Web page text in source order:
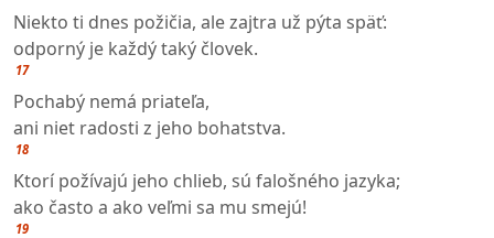
Niekto ti dnes požičia, ale zajtra už pýta späť:
odporný je každý taký človek.
17
Pochabý nemá priateľa,
ani niet radosti z jeho bohatstva.
18
Ktorí požívajú jeho chlieb, sú falošného jazyka;
ako často a ako veľmi sa mu smejú!
19